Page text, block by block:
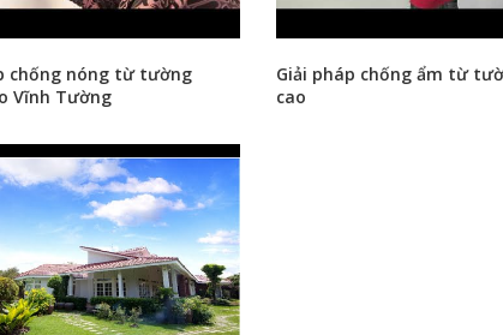
chống nóng từ tường
Vĩnh Tường
Giải pháp chống ẩm từ
cao